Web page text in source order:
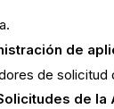
de
de
de la